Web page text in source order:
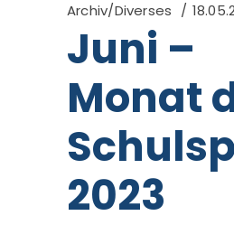
Archiv/Diverses
Juni –
Monat
2023